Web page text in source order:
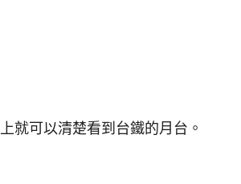
就可以清楚看到台鐵的月台。